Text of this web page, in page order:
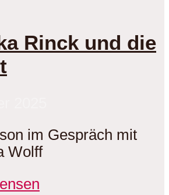
Rinck und die
im Gespräch mit
Wolff